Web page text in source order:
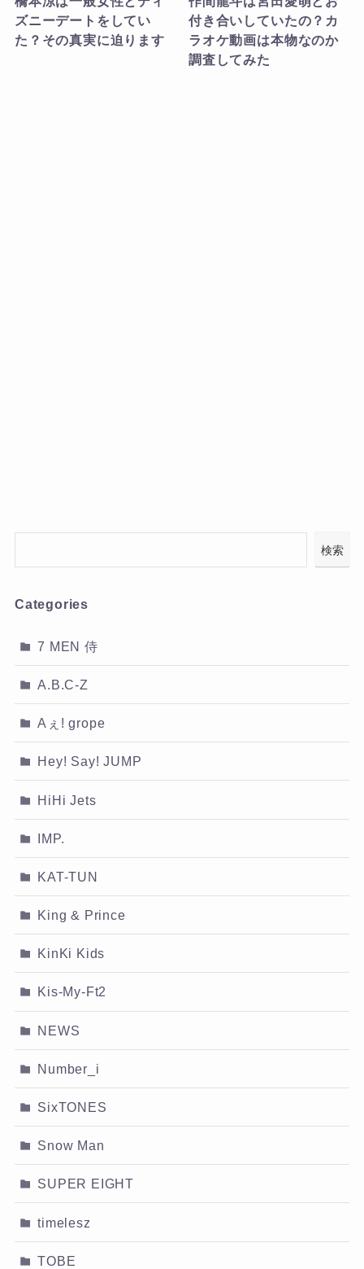
ズニーデートをしてい
た？その真実に迫ります
付き合いしていたの？カ
ラオケ動画は本物なのか
調査してみた
検索
Categories
7 MEN 侍
A.B.C-Z
Aぇ! grope
Hey! Say! JUMP
HiHi Jets
IMP.
KAT-TUN
King & Prince
KinKi Kids
Kis-My-Ft2
NEWS
Number_i
SixTONES
Snow Man
SUPER EIGHT
timelesz
TOBE